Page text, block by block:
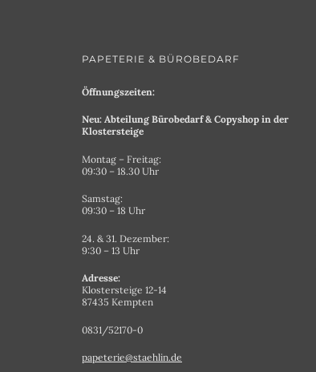
PAPETERIE & BÜROBEDARF
Öffnungszeiten:
Neu: Abteilung Bürobedarf & Copyshop in der
Klostersteige
Montag – Freitag:
09:30 – 18.30 Uhr
Samstag:
09:30 – 18 Uhr
24. & 31. Dezember:
9:30 – 13 Uhr
Adresse:
Klostersteige 12-14
87435 Kempten
0831/52170-0
papeterie@staehlin.de